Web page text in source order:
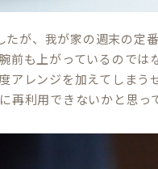
たが、我が家の週末の定
前も上がっているので
アレンジを加えてしま
再利用できないかと思